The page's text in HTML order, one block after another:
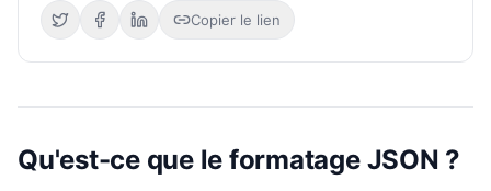
Copier le lien
Qu'est-ce que le formatage JSON ?